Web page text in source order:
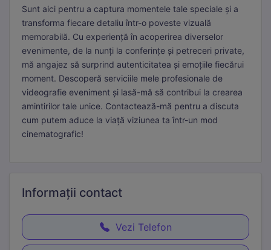
Sunt aici pentru a captura momentele tale speciale și a
transforma fiecare detaliu într-o poveste vizuală
memorabilă. Cu experiență în acoperirea diverselor
evenimente, de la nunți la conferințe și petreceri private,
mă angajez să surprind autenticitatea și emoțiile fiecărui
moment. Descoperă serviciile mele profesionale de
videografie eveniment și lasă-mă să contribui la crearea
amintirilor tale unice. Contactează-mă pentru a discuta
cum putem aduce la viață viziunea ta într-un mod
cinematografic!
Informații contact
Vezi Telefon